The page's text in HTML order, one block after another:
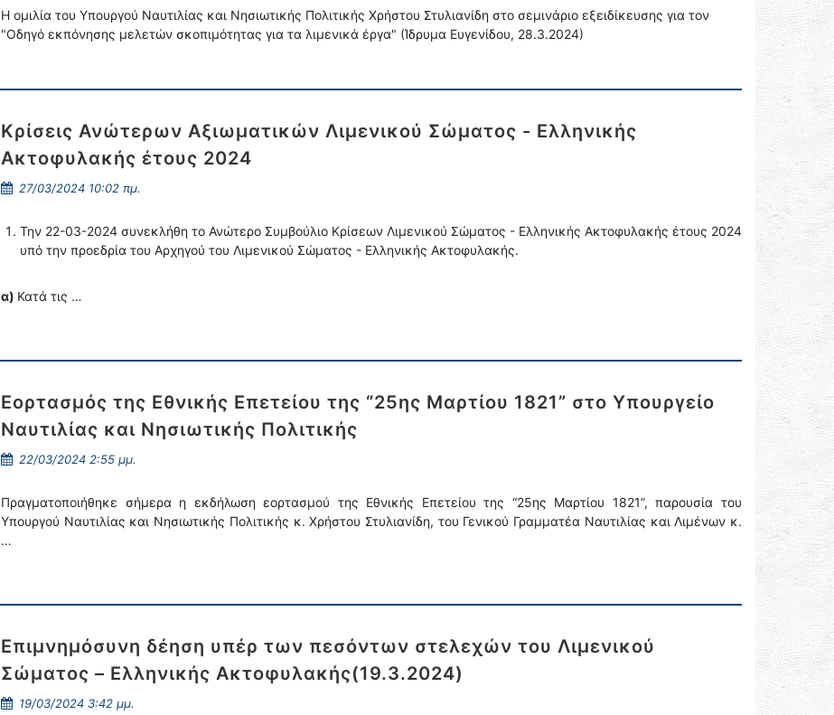
Η ομιλία του Υπουργού Ναυτιλίας και Νησιωτικής Πολιτικής Χρήστου Στυλιανίδη στο σεμινάριο εξειδίκευσης για τον
"Οδηγό εκπόνησης μελετών σκοπιμότητας για τα λιμενικά έργα" (Ίδρυμα Ευγενίδου, 28.3.2024)
Κρίσεις Ανώτερων Αξιωματικών Λιμενικού Σώματος - Ελληνικής
Ακτοφυλακής έτους 2024
27/03/2024 10:02 πμ.
Την 22-03-2024 συνεκλήθη το Ανώτερο Συμβούλιο Κρίσεων Λιμενικού Σώματος - Ελληνικής Ακτοφυλακής έτους 2024
υπό την προεδρία του Αρχηγού του Λιμενικού Σώματος - Ελληνικής Ακτοφυλακής.
α) Κατά τις …
Εορτασμός της Εθνικής Επετείου της “25ης Μαρτίου 1821” στο Υπουργείο
Ναυτιλίας και Νησιωτικής Πολιτικής
22/03/2024 2:55 μμ.
Πραγματοποιήθηκε σήμερα η εκδήλωση εορτασμού της Εθνικής Επετείου της “25ης Μαρτίου 1821”, παρουσία του
Υπουργού Ναυτιλίας και Νησιωτικής Πολιτικής κ. Χρήστου Στυλιανίδη, του Γενικού Γραμματέα Ναυτιλίας και Λιμένων κ.
…
Επιμνημόσυνη δέηση υπέρ των πεσόντων στελεχών του Λιμενικού
Σώματος – Ελληνικής Ακτοφυλακής(19.3.2024)
19/03/2024 3:42 μμ.